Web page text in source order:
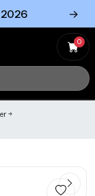
→
0
Tümünü Gör
Tümünü gör